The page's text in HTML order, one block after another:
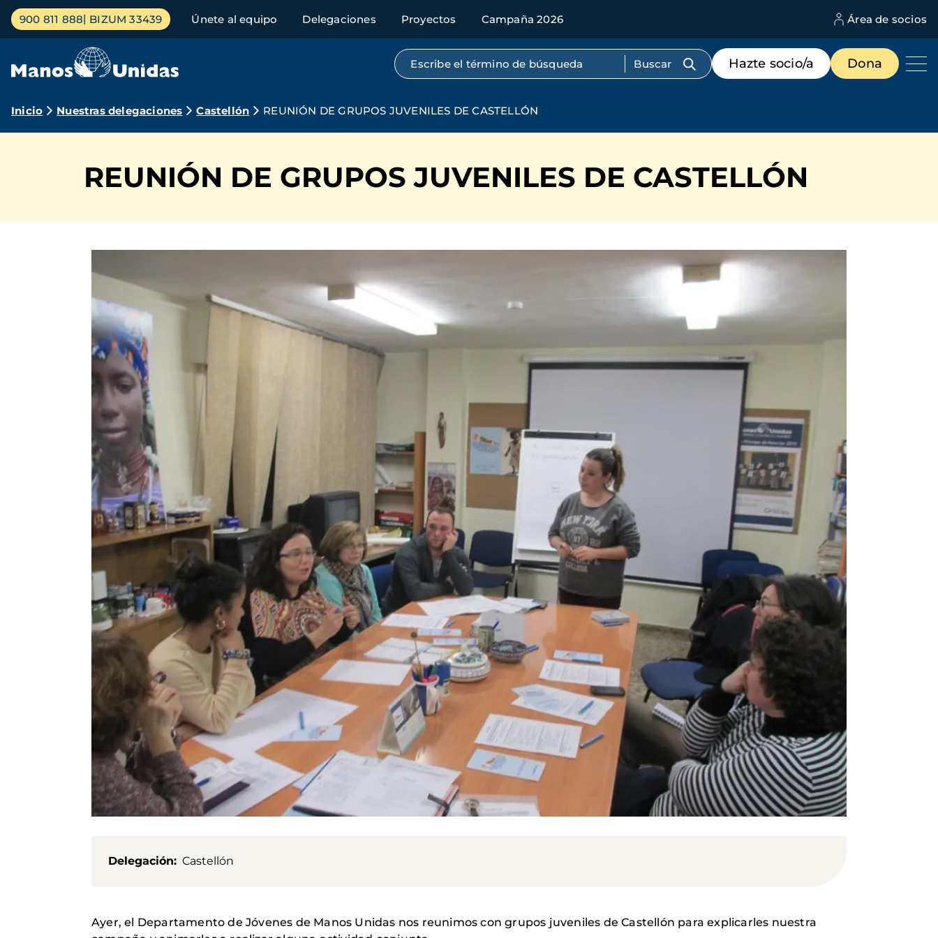
Pasar
contenido
Menú
principal
900 811 888 BIZUM 33439 Únete al equipo Delegaciones Proyectos Campaña 2026 Área de socios
Búsqueda por texto completo
Menú
de
destacados
Hazte socio/a Dona
Ruta
navegación
Inicio Nuestras delegaciones Castellón REUNIÓN DE GRUPOS JUVENILES DE CASTELLÓN
REUNIÓN DE GRUPOS JUVENILES DE CASTELLÓN
Delegación Castellón
Ayer, el Departamento de Jóvenes de Manos Unidas nos reunimos con grupos juveniles deCastellón para explicarles nuestra